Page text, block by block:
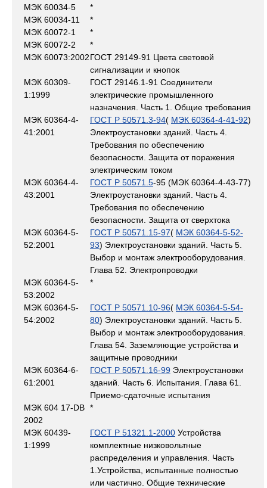
МЭК 60034-5
*
МЭК 60034-11
*
МЭК 60072-1
*
МЭК 60072-2
*
МЭК 60073:2002ГОСТ 29149-91 Цвета световой
сигнализации и кнопок
МЭК 60309-
1:1999
ГОСТ 29146.1-91 Соединители
электрические промышленного
назначения. Часть 1. Общие требования
МЭК 60364-4-
41:2001
ГОСТ Р 50571.3-94( МЭК 60364-4-41-92)
Электроустановки зданий. Часть 4.
Требования по обеспечению
безопасности. Защита от поражения
электрическим током
МЭК 60364-4-
43:2001
ГОСТ Р 50571.5-95 (МЭК 60364-4-43-77)
Электроустановки зданий. Часть 4.
Требования по обеспечению
безопасности. Защита от сверхтока
МЭК 60364-5-
52:2001
ГОСТ Р 50571.15-97( МЭК 60364-5-52-
93) Электроустановки зданий. Часть 5.
Выбор и монтаж электрооборудования.
Глава 52. Электропроводки
МЭК 60364-5-
53:2002
*
МЭК 60364-5-
54:2002
ГОСТ Р 50571.10-96( МЭК 60364-5-54-
80) Электроустановки зданий. Часть 5.
Выбор и монтаж электрооборудования.
Глава 54. Заземляющие устройства и
защитные проводники
МЭК 60364-6-
61:2001
ГОСТ Р 50571.16-99 Электроустановки
зданий. Часть 6. Испытания. Глава 61.
Приемо-сдаточные испытания
МЭК 604 17-DB
2002
*
МЭК 60439-
1:1999
ГОСТ Р 51321.1-2000 Устройства
комплектные низковольтные
распределения и управления. Часть
1.Устройства, испытанные полностью
или частично. Общие технические